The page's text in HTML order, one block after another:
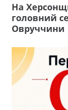
На
головний
Овруччини